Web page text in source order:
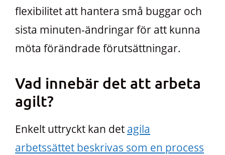
flexibilitet att hantera små buggar och
sista minuten-ändringar för att kunna
möta förändrade förutsättningar.
Vad innebär det att arbeta
agilt?
Enkelt uttryckt kan det agila
arbetssättet beskrivas som en process